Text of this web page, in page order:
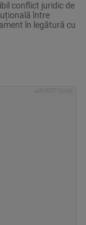
conflict juridic de
între
în legătură cu